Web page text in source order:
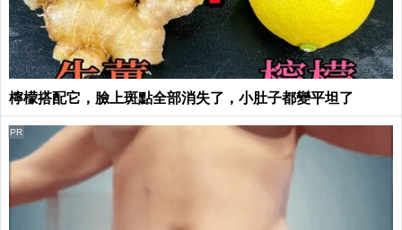
檸檬搭配它，臉上斑點全部消失了，小肚子都變平坦了
PR